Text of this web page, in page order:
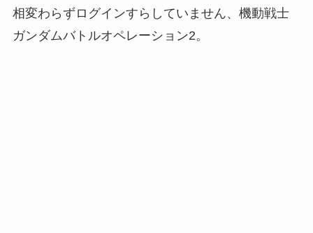
相変わらずログインすらしていません、機動戦士
ガンダムバトルオペレーション2。